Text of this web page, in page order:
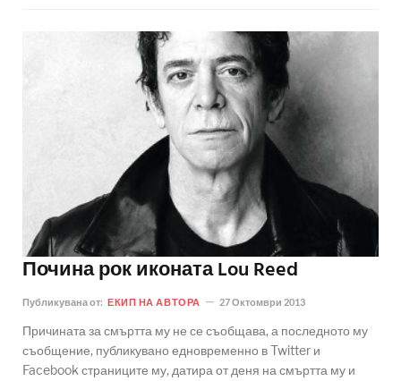
Почина рок иконата Lou Reed
Публикувана от: ЕКИП НА АВТОРА 27 Октомври 2013
Причината за смъртта му не се съобщава, а последното му
съобщение, публикувано едновременно в Twitter и
Facebook страниците му, датира от деня на смъртта му и